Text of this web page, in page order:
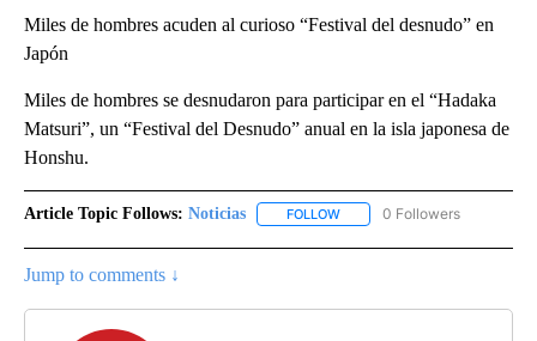
Miles de hombres acuden al curioso “Festival del desnudo” en
Japón
Miles de hombres se desnudaron para participar en el “Hadaka
Matsuri”, un “Festival del Desnudo” anual en la isla japonesa de
Honshu.
Article Topic Follows: Noticias FOLLOW FOLLOW "NOTICIAS" TO
0 Followers
Jump to comments ↓